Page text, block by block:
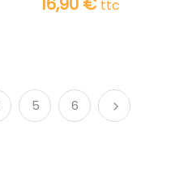
ttc
5 6